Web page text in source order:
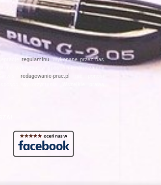
regulaminu. Wykonane przez nas
wyłącznie w sposób nienaruszający
redagowanie-prac.pl
wykorzystania.